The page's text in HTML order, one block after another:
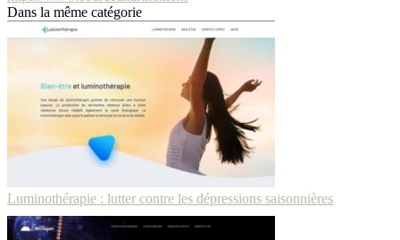
Dans la même catégorie
Luminothérapie : lutter contre les dépressions saisonnières